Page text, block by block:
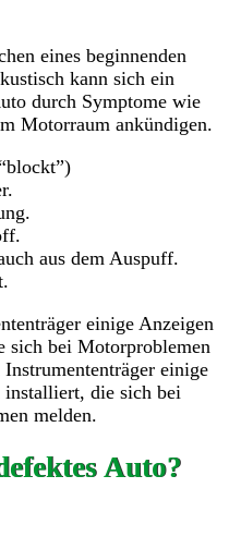
eines beginnenden
kann sich ein
durch Symptome wie
Motorraum ankündigen.
aus dem Auspuff.
einige Anzeigen
sich bei Motorproblemen
einige
installiert, die sich bei
melden.
Auto?